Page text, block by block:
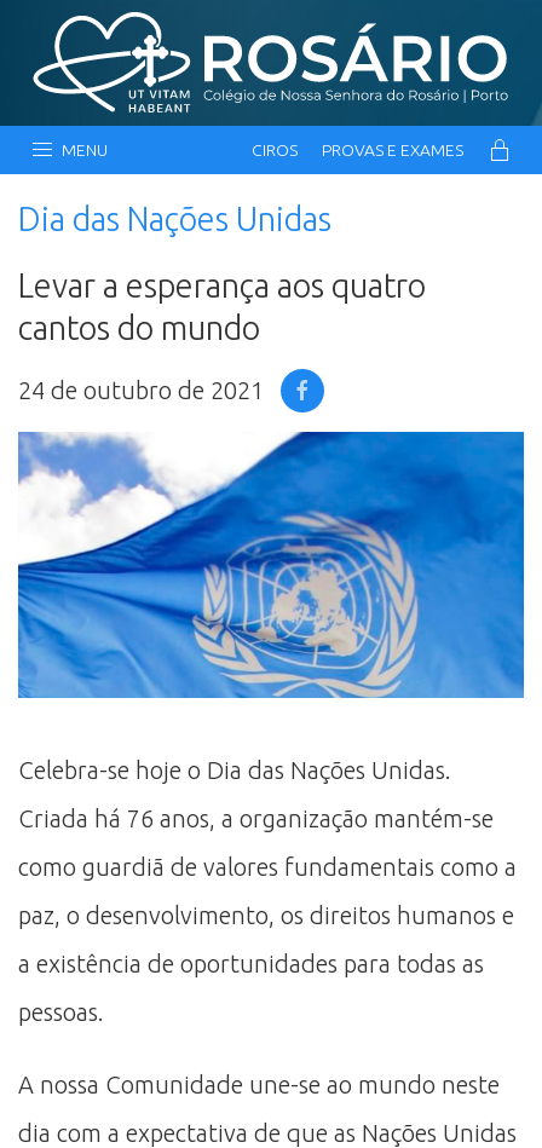
MENU CIROS PROVAS E EXAMES
Dia das Nações Unidas
Levar a esperança aos quatro
cantos do mundo
24 de outubro de 2021
Celebra-se hoje o Dia das Nações Unidas.
Criada há 76 anos, a organização mantém-se
como guardiã de valores fundamentais como a
paz, o desenvolvimento, os direitos humanos e
a existência de oportunidades para todas as
pessoas.
A nossa Comunidade une-se ao mundo neste
dia com a expectativa de que as Nações Unidas